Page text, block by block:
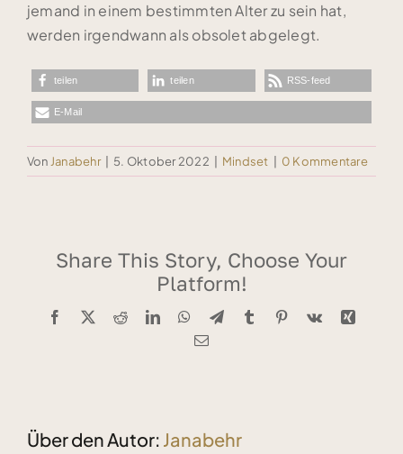
jemand in einem bestimmten Alter zu sein hat,
werden irgendwann als obsolet abgelegt.
teilen teilen RSS-feed
E-Mail
VonJanabehr 5. Oktober 2022 Mindset 0 Kommentare
Share This Story, Choose Your
Platform!
Facebook
X RedditLinkedInWhatsApp
TelegramTumblr Pinterest
Vk
Xing
E-
Über den Autor: Janabehr